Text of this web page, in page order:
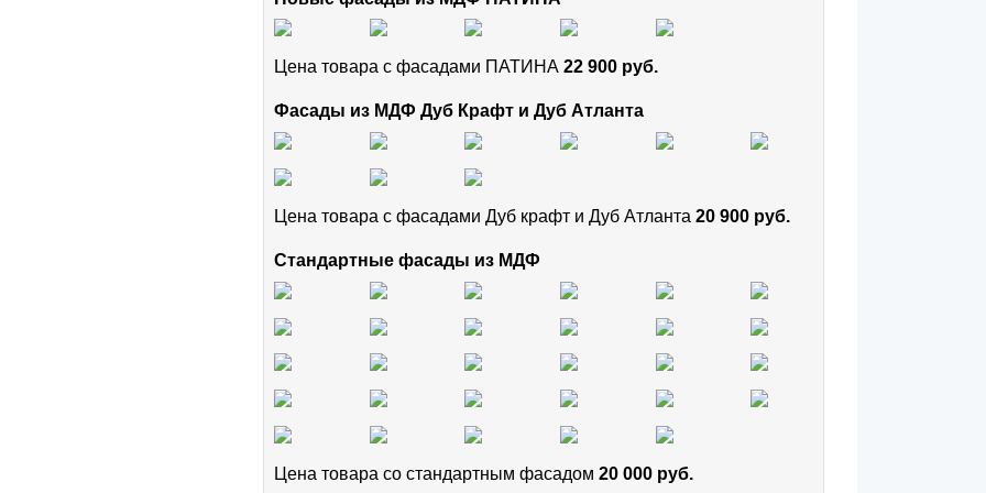
Цена товара с фасадами ПАТИНА 22 900 руб.
Фасады из МДФ Дуб Крафт и Дуб Атланта
Цена товара с фасадами Дуб крафт и Дуб Атланта 20 900 руб.
Стандартные фасады из МДФ
Цена товара cо стандартным фасадом 20 000 руб.